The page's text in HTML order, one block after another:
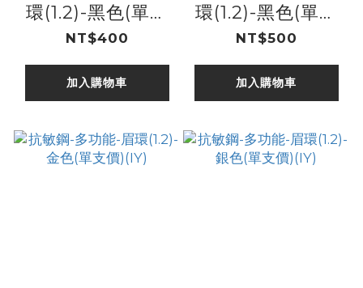
環(1.2)-黑色(單支
價)
NT$400
加入購物車
環(1.2)-黑色(單支
價)(IY)
NT$500
加入購物車